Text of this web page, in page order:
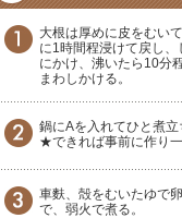
大根は厚めに皮をむい
に1時間程浸けて戻し
にかけ、沸いたら10分
まわしかける。
鍋にAを入れてひと煮立
★できれば事前に作り
車麩、殻をむいたゆで
で、弱火で煮る。